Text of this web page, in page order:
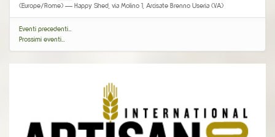
(Europe/Rome) — Happy Shed, via Molino 1, Arcisate Brenno Useria (VA)
Eventi precedenti…
Prossimi eventi…